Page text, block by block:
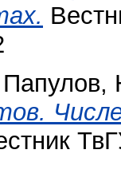
Папулов,